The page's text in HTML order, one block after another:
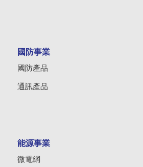
國防事業
國防產品
通訊產品
能源事業
微電網